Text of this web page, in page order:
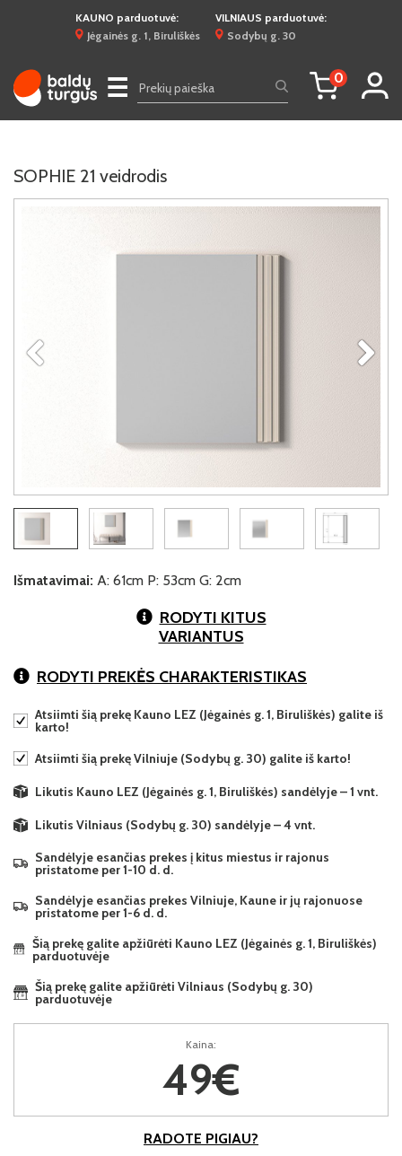
KAUNO parduotuvė:
Jėgainės g. 1, Biruliškės
VILNIAUS parduotuvė:
Sodybų g. 30
☰ 0
SOPHIE 21 veidrodis
Išmatavimai: A: 61cm P: 53cm G: 2cm
RODYTI KITUS
VARIANTUS
RODYTI PREKĖS CHARAKTERISTIKAS
Atsiimti šią prekę Kauno LEZ (Jėgainės g. 1, Biruliškės) galite iš
karto!
Atsiimti šią prekę Vilniuje (Sodybų g. 30) galite iš karto!
Likutis Kauno LEZ (Jėgainės g. 1, Biruliškės) sandėlyje – 1 vnt.
Likutis Vilniaus (Sodybų g. 30) sandėlyje – 4 vnt.
Sandėlyje esančias prekes į kitus miestus ir rajonus
pristatome per 1-10 d. d.
Sandėlyje esančias prekes Vilniuje, Kaune ir jų rajonuose
pristatome per 1-6 d. d.
Šią prekę galite apžiūrėti Kauno LEZ (Jėgainės g. 1, Biruliškės)
parduotuvėje
Šią prekę galite apžiūrėti Vilniaus (Sodybų g. 30)
parduotuvėje
Kaina:
49€
RADOTE PIGIAU?